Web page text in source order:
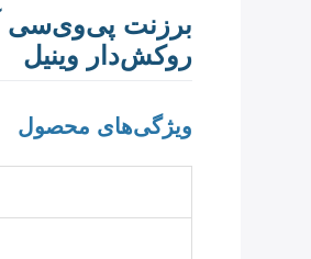
روکش‌دار وینیل
ویژگی‌های محصول